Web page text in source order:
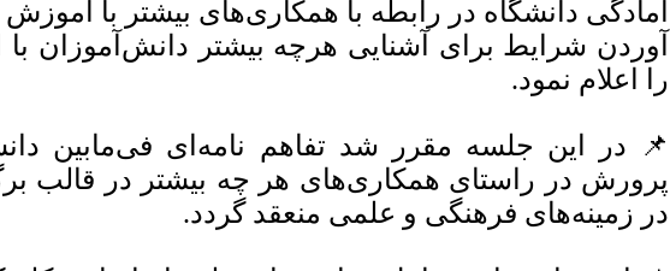
آمادگی دانشگاه در رابطه با همکاری‌های بیشتر با
آوردن شرایط برای آشنایی هرچه بیشتر دانش‌آموزان
را اعلام نمود.
📌 در این جلسه مقرر شد تفاهم نامه‌ای فی‌مابین
پرورش در راستای همکاری‌های هر چه بیشتر در قالب
در زمینه‌های فرهنگی و علمی منعقد گردد.